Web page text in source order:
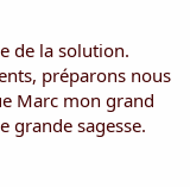
de la solution.
préparons nous
Marc mon grand
grande sagesse.